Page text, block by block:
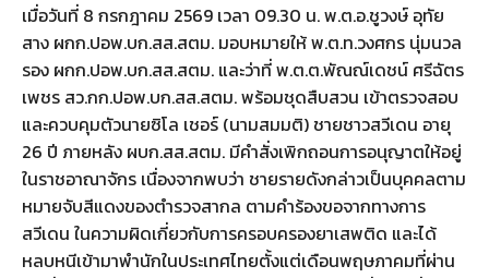
เมื่อวันที่ 8 กรกฎาคม 2569 เวลา 09.30 น. พ.ต.อ.ชูวงษ์ อุทัย
สาง ผกก.ปอพ.บก.สส.สตม. มอบหมายให้ พ.ต.ท.วงศกร นุ่มนวล
รอง ผกก.ปอพ.บก.สส.สตม. และว่าที่ พ.ต.ต.พัณณ์เดชน์ ศรีฉัตร
เพชร สว.กก.ปอพ.บก.สส.สตม. พร้อมชุดสืบสวน เข้าตรวจสอบ
และควบคุมตัวนายซิโล เชอร์ (นามสมมติ) ชายชาวสวีเดน อายุ
26 ปี ภายหลัง ผบก.สส.สตม. มีคำสั่งเพิกถอนการอนุญาตให้อยู่
ในราชอาณาจักร เนื่องจากพบว่า ชายรายดังกล่าวเป็นบุคคลตาม
หมายจับสีแดงของตำรวจสากล ตามคำร้องขอจากทางการ
สวีเดน ในความผิดเกี่ยวกับการครอบครองยาเสพติด และได้
หลบหนีเข้ามาพำนักในประเทศไทยตั้งแต่เดือนพฤษภาคมที่ผ่าน